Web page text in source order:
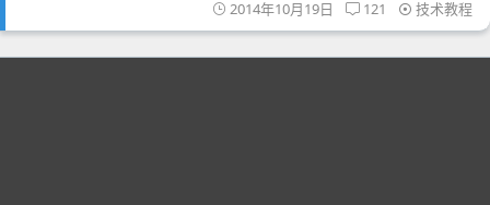
2014年10月19日 121 技术教程